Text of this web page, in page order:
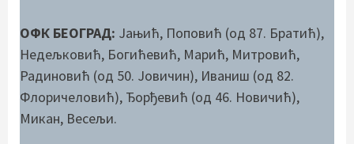
ОФК БЕОГРАД: Јањић, Поповић (од 87. Братић),
Недељковић, Богићевић, Марић, Митровић,
Радиновић (од 50. Јовичин), Иваниш (од 82.
Флоричеловић), Ђорђевић (од 46. Новичић),
Микан, Весељи.